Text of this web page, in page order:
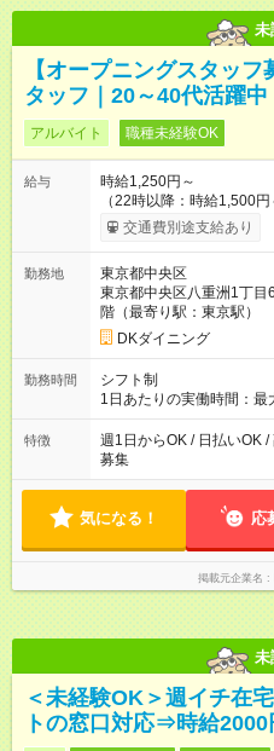
未
【オープニングスタッ
タッフ｜20～40代活躍
アルバイト 職種未経験OK
給与
時給1,250円～
（22時以降：時給1,500
食事補助あり⇒1食200円
大3万円支給！
交通費別途支給あり
勤務地
東京都中央区
東京都中央区八重洲1丁
階（最寄り駅：東京駅）
DKダイニング
勤務時間
シフト制
1日あたりの実働時間：
から1日3h～OK ★週1日
※22時以降勤務は18歳以
特徴
週1日からOK / 日払いOK
募集
気になる！ 応
掲載元企業名
未
＜未経験OK＞週イチ在
トの窓口対応⇒時給2000